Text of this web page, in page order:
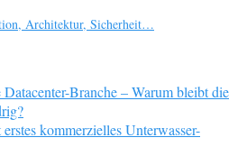
Architektur, Sicherheit…
Branche – Warum bleibt die
kommerzielles Unterwasser-